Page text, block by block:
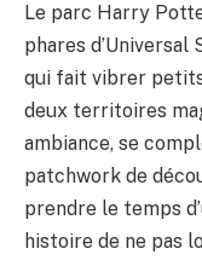
Le parc Harry
phares
qui fait vibrer petits
deux territoires
ambiance, se
patchwork de
prendre le temps
histoire de ne pas